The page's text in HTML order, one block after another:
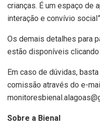
crianças. É um espaço de
interação e convívio
Os demais detalhes para
estão disponíveis clicando
Em caso de dúvidas,
comissão através do e-
Sobre a Bienal